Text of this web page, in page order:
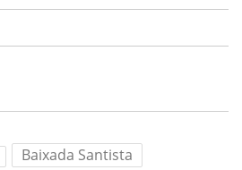
Baixada Santista